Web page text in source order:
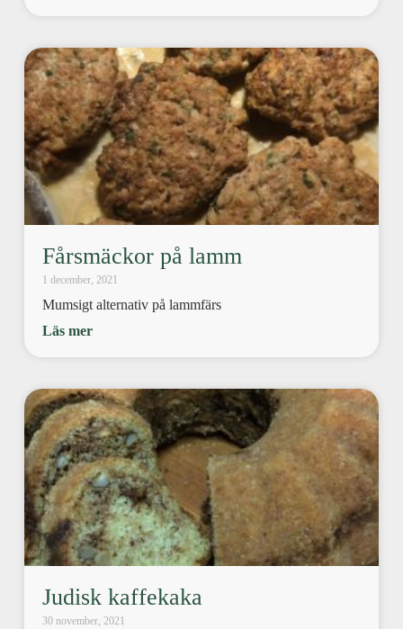
Fårsmäckor på lamm
1 december, 2021
Mumsigt alternativ på lammfärs
Läs mer
Judisk kaffekaka
30 november, 2021